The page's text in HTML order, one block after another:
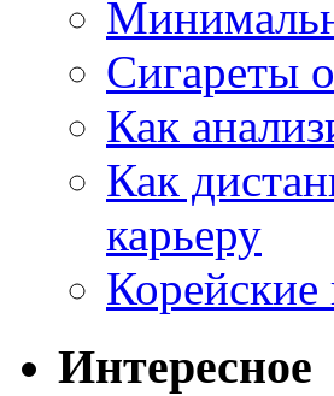
Сигареты
Как
Как
карьеру
Интересное